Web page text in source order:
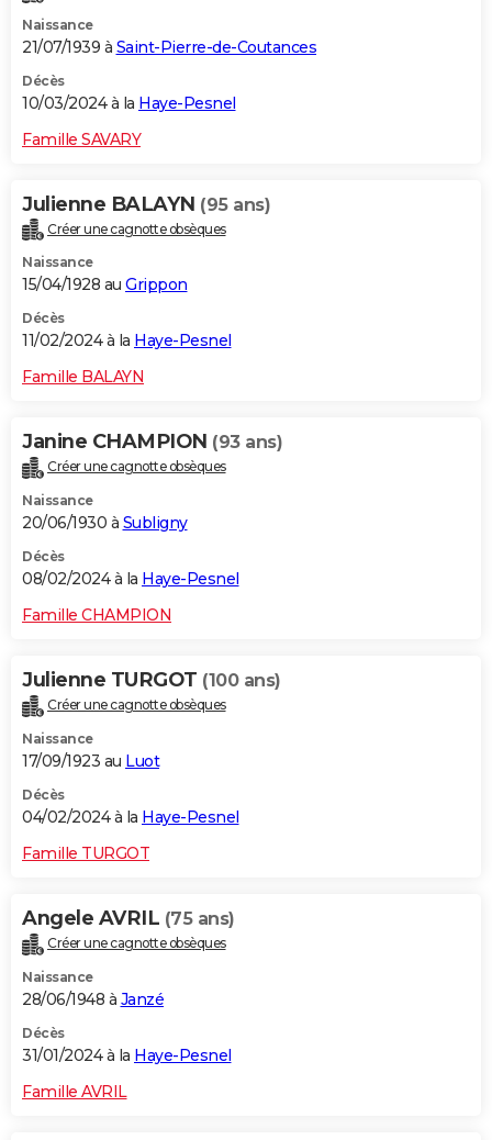
Naissance
21/07/1939 à Saint-Pierre-de-Coutances
Décès
10/03/2024 à la Haye-Pesnel
Famille SAVARY
Julienne BALAYN (95 ans)
Créer une cagnotte obsèques
Naissance
15/04/1928 au Grippon
Décès
11/02/2024 à la Haye-Pesnel
Famille BALAYN
Janine CHAMPION (93 ans)
Créer une cagnotte obsèques
Naissance
20/06/1930 à Subligny
Décès
08/02/2024 à la Haye-Pesnel
Famille CHAMPION
Julienne TURGOT (100 ans)
Créer une cagnotte obsèques
Naissance
17/09/1923 au Luot
Décès
04/02/2024 à la Haye-Pesnel
Famille TURGOT
Angele AVRIL (75 ans)
Créer une cagnotte obsèques
Naissance
28/06/1948 à Janzé
Décès
31/01/2024 à la Haye-Pesnel
Famille AVRIL